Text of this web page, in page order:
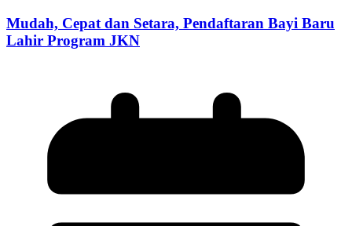
Mudah, Cepat dan Setara, Pendaftaran Bayi Baru
Lahir Program JKN